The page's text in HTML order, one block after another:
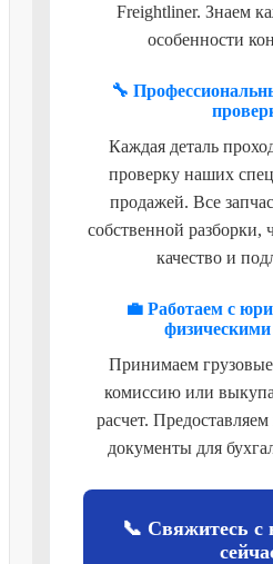
Freightliner. Знаем
особенности
🔧
Каждая деталь
проверку наших
продажей. Все
собственной разборки,
качество и
💼 Работаем с
Принимаем
комиссию или
расчет.
документы для
📞 Свяжитесь с